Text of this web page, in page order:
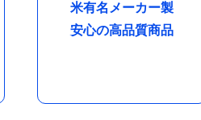
米有名メーカー製
安心の高品質商品